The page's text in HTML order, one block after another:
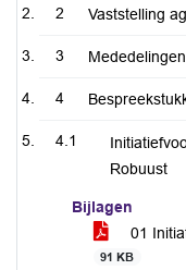
2 Vaststelling
3 Mededelingen
4
4.1
Robuust
Bijlagen
01
91 KB